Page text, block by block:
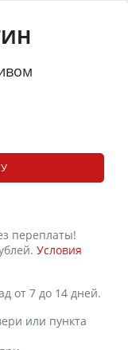
переплаты!
Условия
от 7 до 14 дней.
или пункта